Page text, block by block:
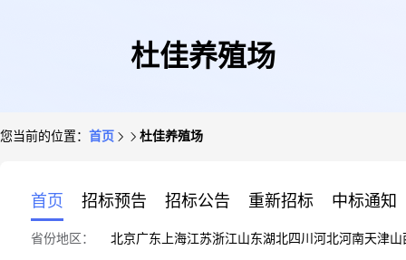
杜佳养殖场
您当前的位置： 首页 杜佳养殖场
首页 招标预告 招标公告 重新招标 中标通知
省份地区： 北京广东 上海江苏浙江山东湖北四川 河北河南天津山